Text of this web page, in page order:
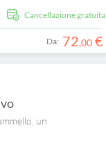
Cancellazione gratuita
Da: 72,00 €
un